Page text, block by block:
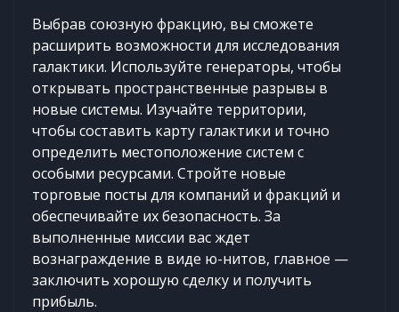
Выбрав союзную фракцию, вы сможете
расширить возможности для исследования
галактики. Используйте генераторы, чтобы
открывать пространственные разрывы в
новые системы. Изучайте территории,
чтобы составить карту галактики и точно
определить местоположение систем с
особыми ресурсами. Стройте новые
торговые посты для компаний и фракций и
обеспечивайте их безопасность. За
выполненные миссии вас ждет
вознаграждение в виде ю-нитов, главное —
заключить хорошую сделку и получить
прибыль.